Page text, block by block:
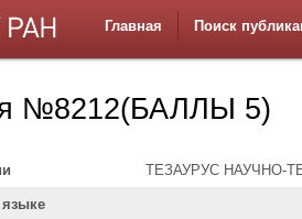
Главная Поиск
№8212(БАЛЛЫ 5)
ТЕЗАУРУС НАУЧНО-
языке